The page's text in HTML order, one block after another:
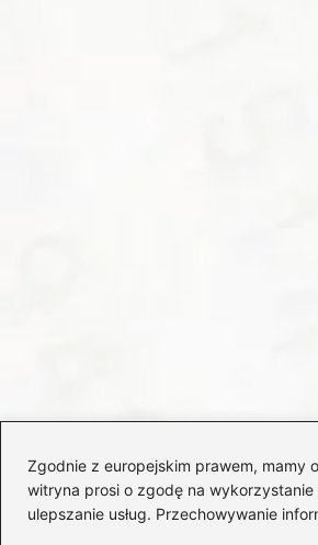
Zgodnie z europejskim prawem, mamy
witryna prosi o zgodę na
ulepszanie usług. Przechowywanie